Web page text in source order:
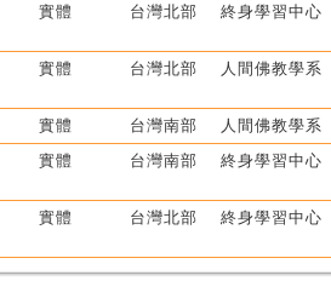
實體 台灣北部 終身學習中心
實體 台灣北部 人間佛教學系
實體 台灣南部 人間佛教學系
實體 台灣南部 終身學習中心
實體 台灣北部 終身學習中心